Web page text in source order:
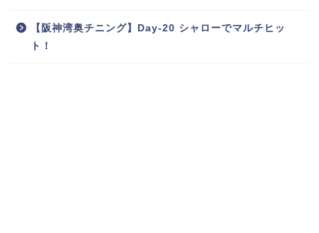
【阪神湾奥チニング】Day-20 シャローでマルチヒッ
ト！